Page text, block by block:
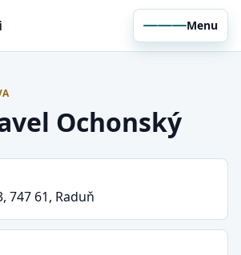
Menu
Ochonský
747 61, Raduň